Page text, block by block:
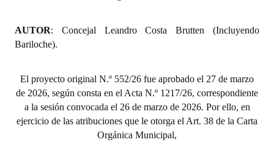
Audiencias Públicas - Registro
Periodistas Decanos - Registro
Ciudadano Ilustre - Registro
Banca del Vecino - Registro
AUTOR: Concejal Leandro Costa Brutten (Incluyendo
Bariloche).
El proyecto original N.º 552/26 fue aprobado el 27 de marzo
de 2026, según consta en el Acta N.º 1217/26, correspondiente
a la sesión convocada el 26 de marzo de 2026. Por ello, en
ejercicio de las atribuciones que le otorga el Art. 38 de la Carta
Orgánica Municipal,